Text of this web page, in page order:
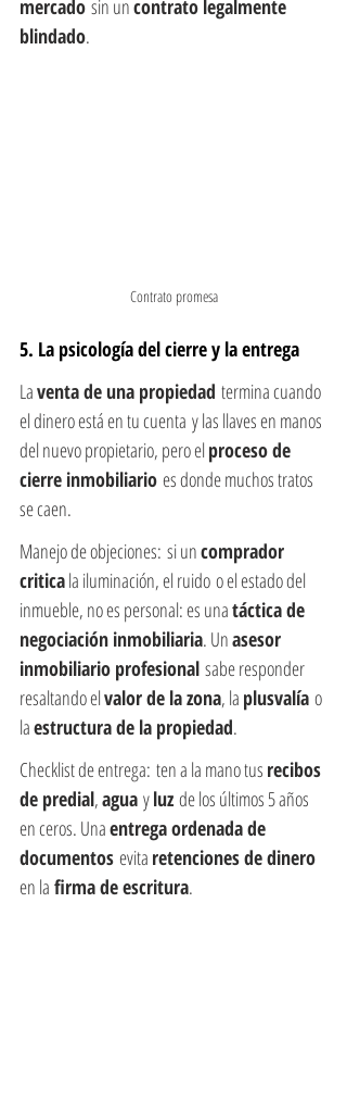
mercado sin un contrato legalmente
blindado.
Contrato promesa
5. La psicología del cierre y la entrega
La venta de una propiedad termina cuando
el dinero está en tu cuenta y las llaves en manos
del nuevo propietario, pero el proceso de
cierre inmobiliario es donde muchos tratos
se caen.
Manejo de objeciones: si un comprador
critica la iluminación, el ruido o el estado del
inmueble, no es personal: es una táctica de
negociación inmobiliaria. Un asesor
inmobiliario profesional sabe responder
resaltando el valor de la zona, la plusvalía o
la estructura de la propiedad.
Checklist de entrega: ten a la mano tus recibos
de predial, agua y luz de los últimos 5 años
en ceros. Una entrega ordenada de
documentos evita retenciones de dinero
en la firma de escritura.